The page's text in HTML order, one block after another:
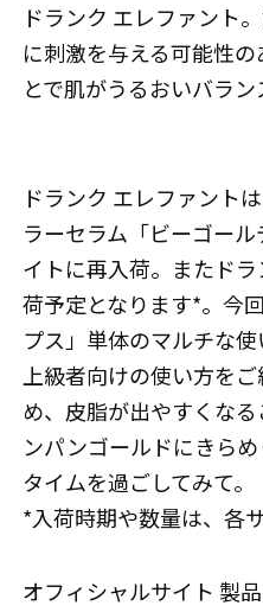
ドランク エレファント
に刺激を与える可能性
とで肌がうるおいバラ
ドランク エレファント
ラーセラム「ビーゴー
イトに再入荷。またド
荷予定となります*。今
プス」単体のマルチな
上級者向けの使い方を
め、皮脂が出やすくな
ンパンゴールドにきら
タイムを過ごしてみて。
*入荷時期や数量は、各
オフィシャルサイト 製